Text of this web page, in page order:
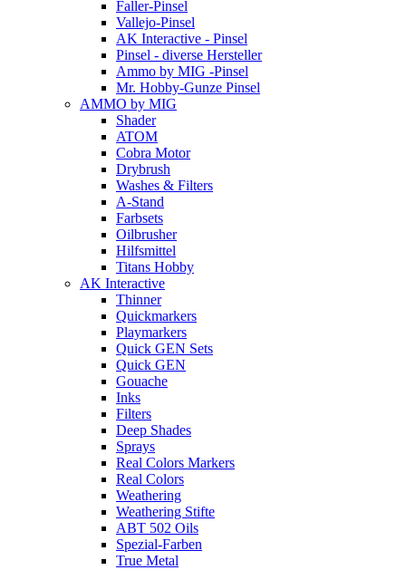
Faller-Pinsel
Vallejo-Pinsel
AK Interactive - Pinsel
Pinsel - diverse Hersteller
Ammo by MIG -Pinsel
Mr. Hobby-Gunze Pinsel
AMMO by MIG
Shader
ATOM
Cobra Motor
Drybrush
Washes & Filters
A-Stand
Farbsets
Oilbrusher
Hilfsmittel
Titans Hobby
AK Interactive
Thinner
Quickmarkers
Playmarkers
Quick GEN Sets
Quick GEN
Gouache
Inks
Filters
Deep Shades
Sprays
Real Colors Markers
Real Colors
Weathering
Weathering Stifte
ABT 502 Oils
Spezial-Farben
True Metal